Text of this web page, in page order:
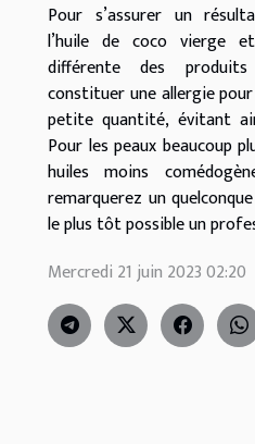
Pour s’assurer un
l’huile de coco vierge
différente des
constituer une allergie
petite quantité, évitant
Pour les peaux beaucoup
huiles moins
remarquerez un
le plus tôt possible un
Mercredi 21 juin 2023 02:20